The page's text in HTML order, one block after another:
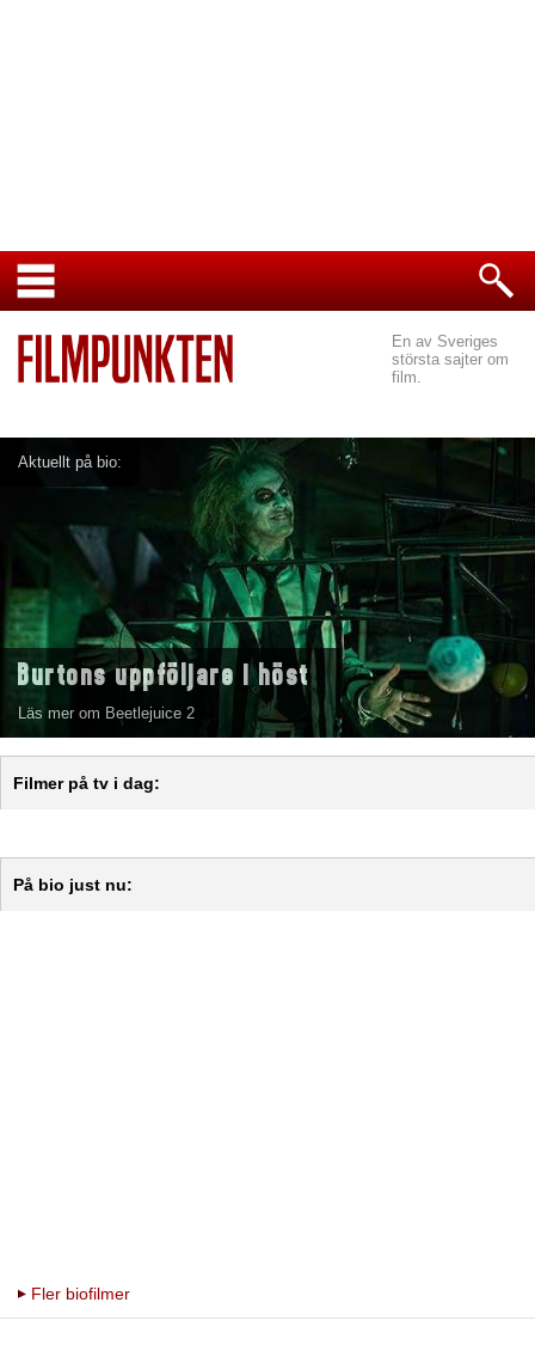
En av Sveriges
största sajter om
film.
Aktuellt på bio:
Burtons uppföljare i höst
Läs mer om Beetlejuice 2
Filmer på tv i dag:
På bio just nu:
Fler biofilmer